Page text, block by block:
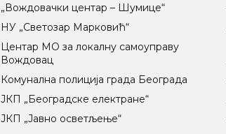
„Вождовачки центар – Шумице“
НУ „Светозар Марковић“
Центар МO за локалну самоуправу
Вождовац
Комунална полиција града Београда
ЈКП „Београдске електране“
ЈКП „Јавно осветљење“